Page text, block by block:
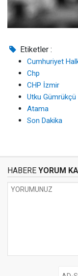
Etiketler :
Cumhuriyet
Chp
CHP İzmir
Utku Gümrükçü
Atama
Son Dakika
HABERE YORUM